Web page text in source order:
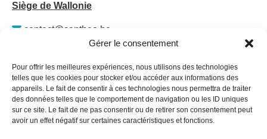
Gérer le consentement
Pour offrir les meilleures expériences, nous utilisons des technologies
telles que les cookies pour stocker et/ou accéder aux informations des
appareils. Le fait de consentir à ces technologies nous permettra de traiter
des données telles que le comportement de navigation ou les ID uniques
sur ce site. Le fait de ne pas consentir ou de retirer son consentement peut
avoir un effet négatif sur certaines caractéristiques et fonctions.
Siège de Wallonie
contact@santhea.be
Namur Office Park
5101 Loyers
Plan du site
Qui sommes-nous ?